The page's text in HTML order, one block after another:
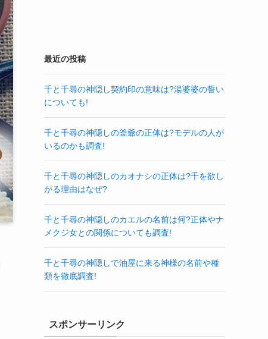
最近の投稿
千と千尋の神隠し契約印の意味は?湯婆婆の誓い
についても!
千と千尋の神隠しの釜爺の正体は?モデルの人が
いるのかも調査!
千と千尋の神隠しのカオナシの正体は?千を欲し
がる理由はなぜ?
千と千尋の神隠しのカエルの名前は何?正体やナ
メクジ女との関係についても調査!
千と千尋の神隠しで油屋に来る神様の名前や種
類を徹底調査!
スポンサーリンク